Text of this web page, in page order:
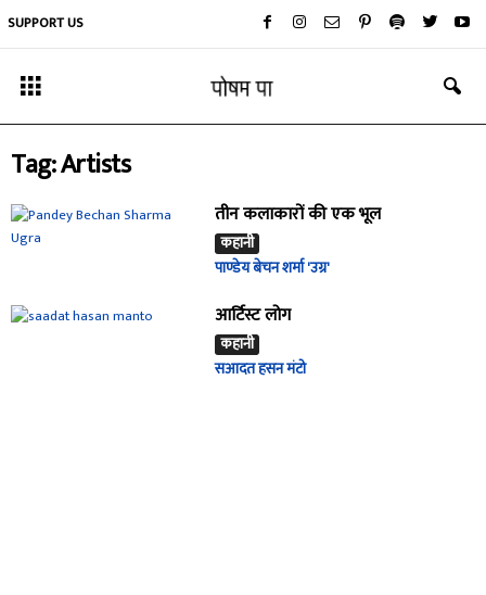
SUPPORT US
Tag: Artists
तीन कलाकारों की एक भूल
कहानी
पाण्डेय बेचन शर्मा 'उग्र'
आर्टिस्ट लोग
कहानी
सआदत हसन मंटो